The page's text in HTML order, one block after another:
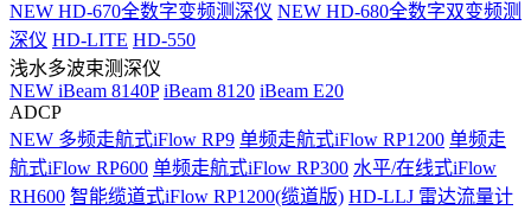
NEW HD-670全数字变频测深仪 NEW HD-680全数字双变频测
深仪 HD-LITE HD-550
浅水多波束测深仪
NEW iBeam 8140P iBeam 8120 iBeam E20
ADCP
NEW 多频走航式iFlow RP9 单频走航式iFlow RP1200 单频走
航式iFlow RP600 单频走航式iFlow RP300 水平/在线式iFlow
RH600 智能缆道式iFlow RP1200(缆道版) HD-LLJ 雷达流量计